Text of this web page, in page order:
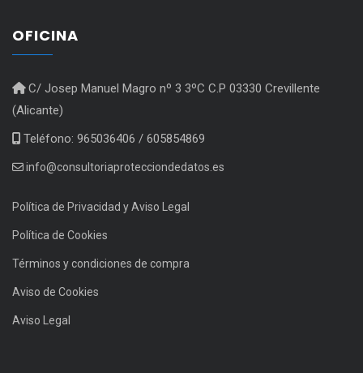
OFICINA
C/ Josep Manuel Magro nº 3 3ºC C.P 03330 Crevillente
(Alicante)
Teléfono: 965036406 / 605854869
info@consultoriaprotecciondedatos.es
Política de Privacidad y Aviso Legal
Política de Cookies
Términos y condiciones de compra
Aviso de Cookies
Aviso Legal